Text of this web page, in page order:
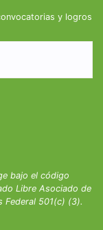
y logros
bajo el código
Libre Asociado de
Federal 501(c) (3).